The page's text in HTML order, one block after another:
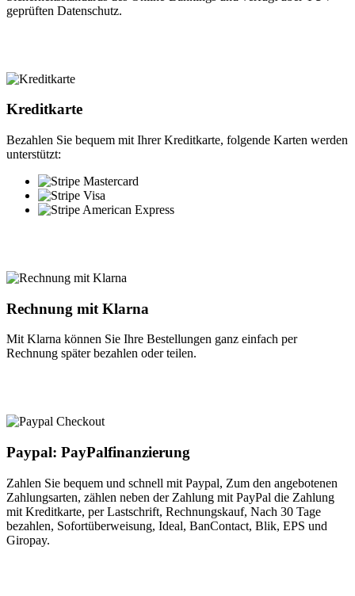
geprüften Datenschutz.
Kreditkarte
Bezahlen Sie bequem mit Ihrer Kreditkarte, folgende Karten werden
unterstützt:
Rechnung mit Klarna
Mit Klarna können Sie Ihre Bestellungen ganz einfach per
Rechnung später bezahlen oder teilen.
Paypal: PayPalfinanzierung
Zahlen Sie bequem und schnell mit Paypal, Zum den angebotenen
Zahlungsarten, zählen neben der Zahlung mit PayPal die Zahlung
mit Kreditkarte, per Lastschrift, Rechnungskauf, Nach 30 Tage
bezahlen, Sofortüberweisung, Ideal, BanContact, Blik, EPS und
Giropay.